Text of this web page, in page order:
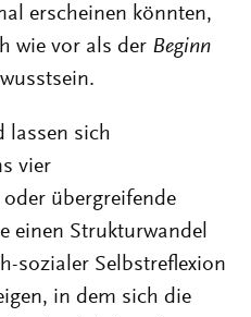
erscheinen könnten,
wie vor als der Beginn
lassen sich
vier
übergreifende
einen Strukturwandel
sozialer Selbstreflexion
in dem sich die